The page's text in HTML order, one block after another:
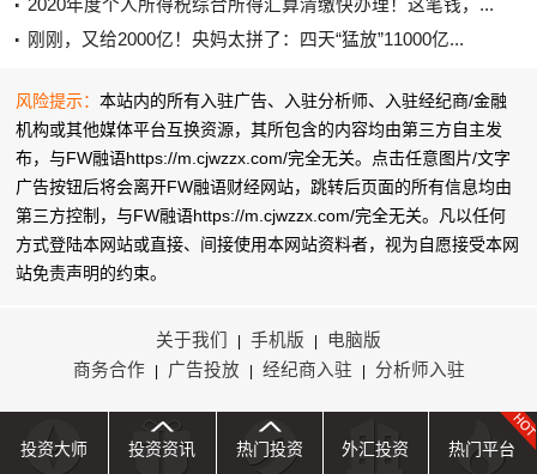
2020年度个人所得税综合所得汇算清缴快办理！这笔钱，...
刚刚，又给2000亿！央妈太拼了：四天“猛放”11000亿...
风险提示：本站内的所有入驻广告、入驻分析师、入驻经纪商/金融
机构或其他媒体平台互换资源，其所包含的内容均由第三方自主发
布，与FW融语https://m.cjwzzx.com/完全无关。点击任意图片/文字
广告按钮后将会离开FW融语财经网站，跳转后页面的所有信息均由
第三方控制，与FW融语https://m.cjwzzx.com/完全无关。凡以任何
方式登陆本网站或直接、间接使用本网站资料者，视为自愿接受本网
站免责声明的约束。
关于我们 | 手机版 |
电脑版
商务合作
| 广告投放 | 经纪商入驻 | 分析师入驻
投资大师 投资资讯 热门投资 外汇投资 热门平台